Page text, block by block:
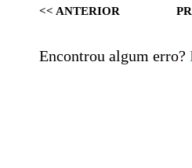
<< ANTERIOR
Encontrou algum erro?